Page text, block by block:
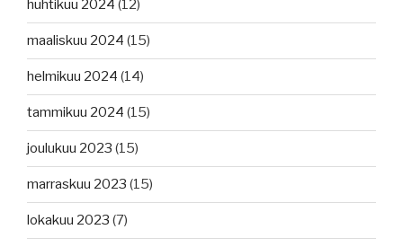
huhtikuu 2024 (12)
maaliskuu 2024 (15)
helmikuu 2024 (14)
tammikuu 2024 (15)
joulukuu 2023 (15)
marraskuu 2023 (15)
lokakuu 2023 (7)